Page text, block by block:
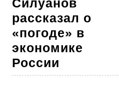
Силуанов
рассказал о
«погоде» в
экономике
России
или